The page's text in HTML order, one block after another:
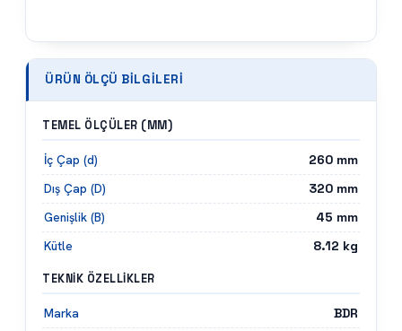
ÜRÜN ÖLÇÜ BILGILERI
TEMEL ÖLÇÜLER (MM)
İç Çap (d) 260 mm
Dış Çap (D)
320 mm
Genişlik (B)
45 mm
Kütle
8.12 kg
TEKNIK ÖZELLIKLER
Marka
BDR